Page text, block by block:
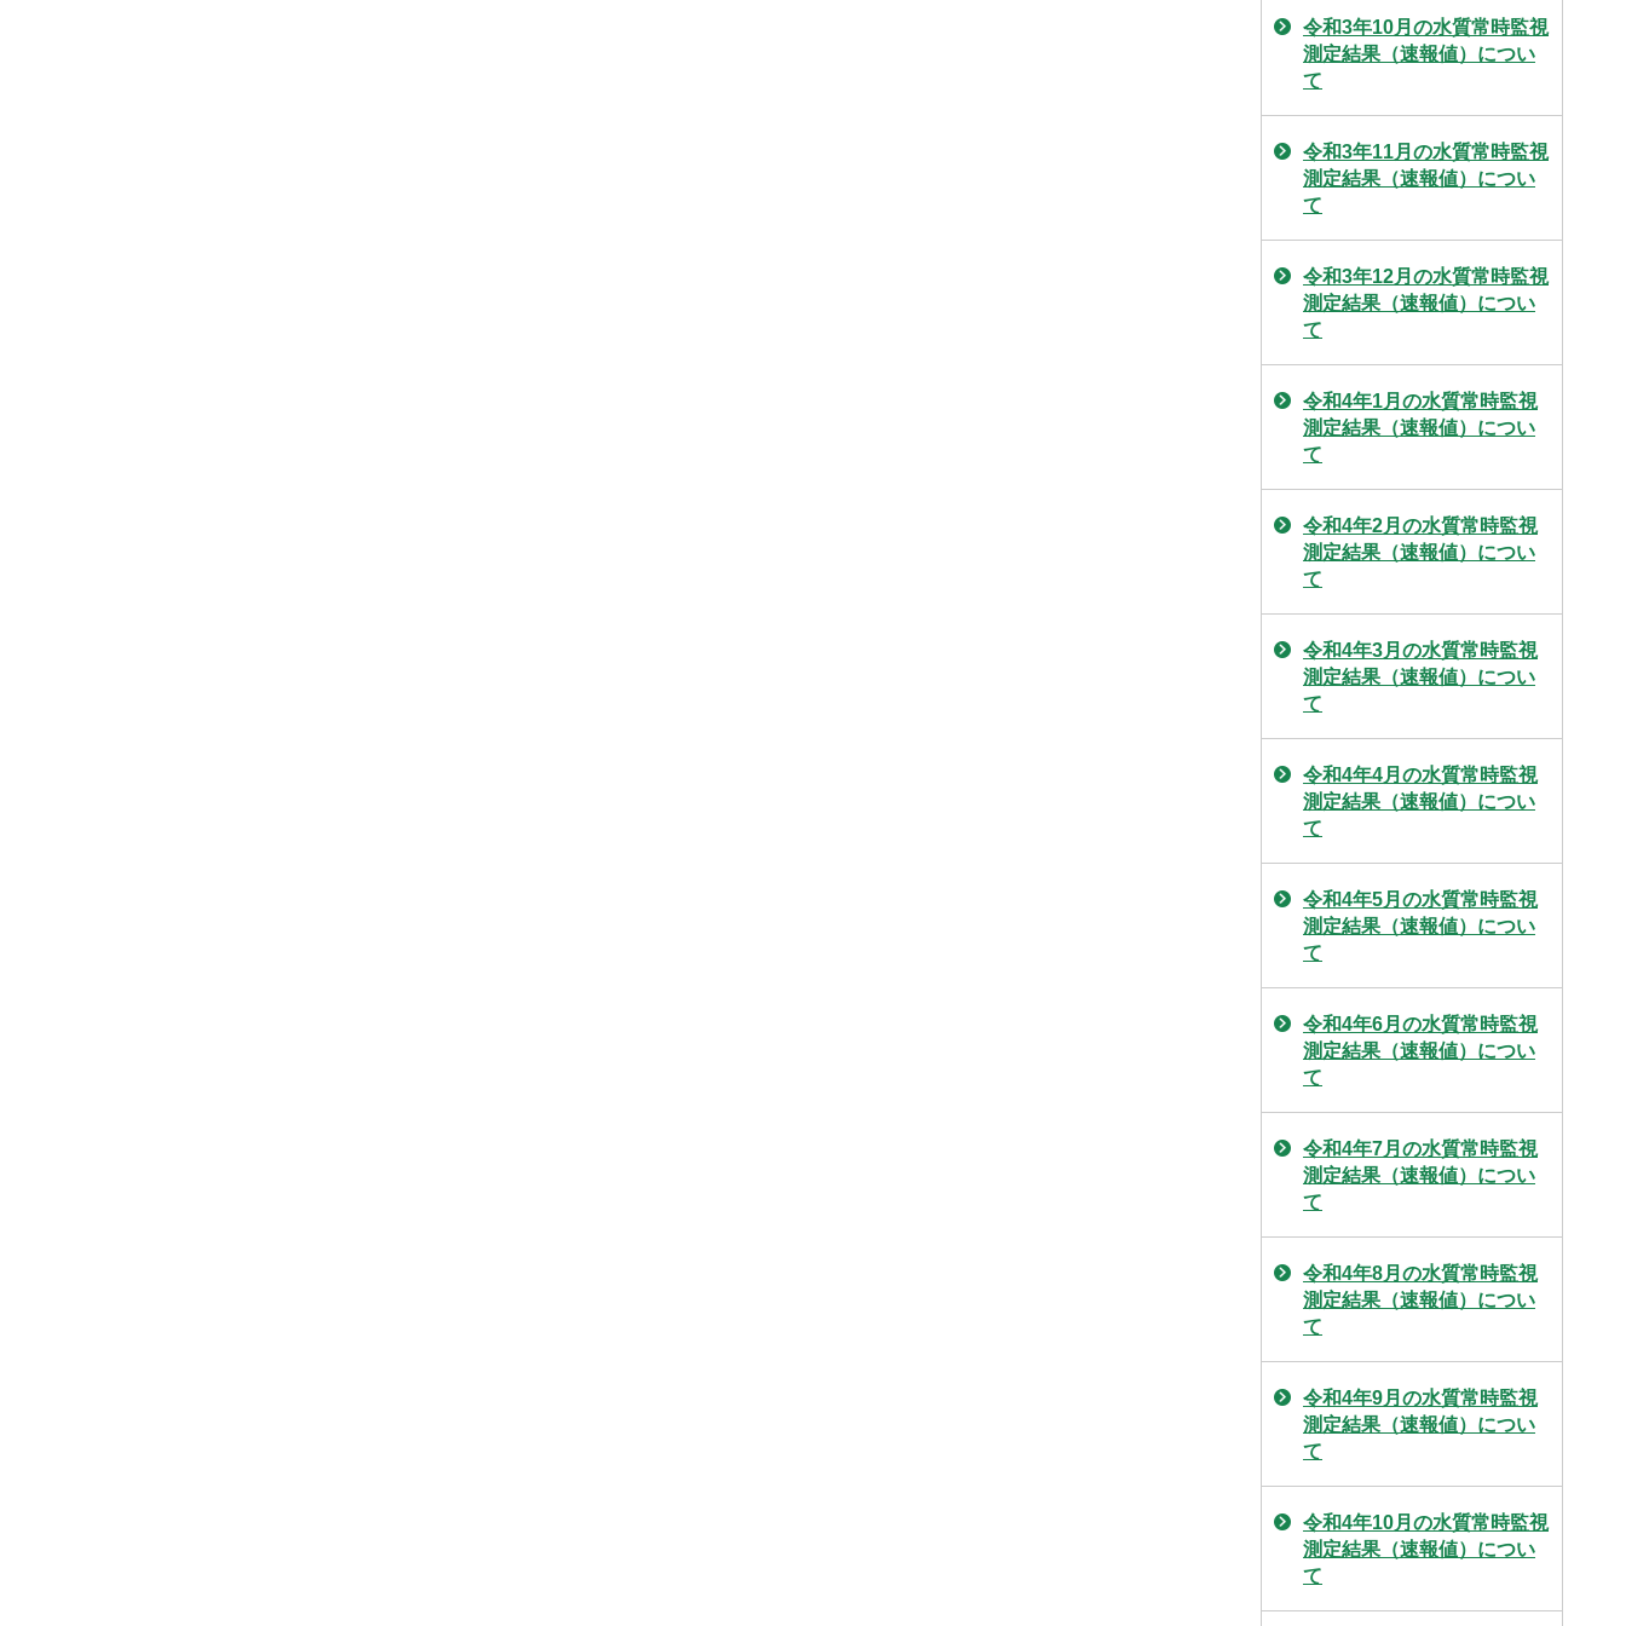
令和3年10月の水質常時監視
測定結果（速報値）につい
て
令和3年11月の水質常時監視
測定結果（速報値）につい
て
令和3年12月の水質常時監視
測定結果（速報値）につい
て
令和4年1月の水質常時監視
測定結果（速報値）につい
て
令和4年2月の水質常時監視
測定結果（速報値）につい
て
令和4年3月の水質常時監視
測定結果（速報値）につい
て
令和4年4月の水質常時監視
測定結果（速報値）につい
て
令和4年5月の水質常時監視
測定結果（速報値）につい
て
令和4年6月の水質常時監視
測定結果（速報値）につい
て
令和4年7月の水質常時監視
測定結果（速報値）につい
て
令和4年8月の水質常時監視
測定結果（速報値）につい
て
令和4年9月の水質常時監視
測定結果（速報値）につい
て
令和4年10月の水質常時監視
測定結果（速報値）につい
て